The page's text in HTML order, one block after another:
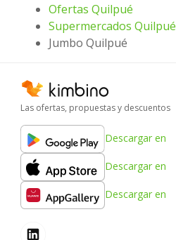
Ofertas Quilpué
Supermercados Quilpué
Jumbo Quilpué
Las ofertas, propuestas y descuentos
Descargar en
Descargar en
Descargar en